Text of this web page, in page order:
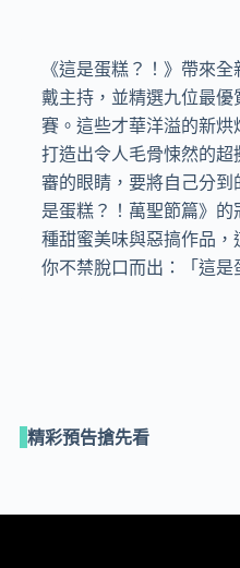
《這是蛋糕？！》帶來
戴主持，並精選九位最
賽。這些才華洋溢的新烘
打造出令人毛骨悚然的
審的眼睛，要將自己分
是蛋糕？！萬聖節篇》
種甜蜜美味與惡搞作品
你不禁脫口而出：「這是
精彩預告搶先看